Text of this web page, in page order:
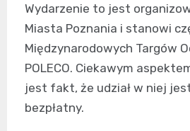
Wydarzenie to jest
Miasta Poznania i stanowi
Międzynarodowych Targów
POLECO. Ciekawym
jest fakt, że udział w niej
bezpłatny.